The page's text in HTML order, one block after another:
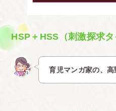
HSP＋HSS（刺激探求
育児マンガ家の、高